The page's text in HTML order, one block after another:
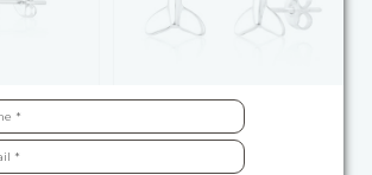
Duo
Kit Brinco de Prata